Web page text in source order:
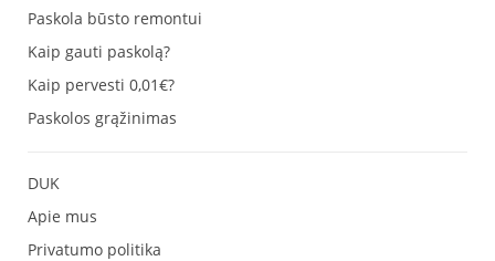
Paskola būsto remontui
Kaip gauti paskolą?
Kaip pervesti 0,01€?
Paskolos grąžinimas
DUK
Apie mus
Privatumo politika